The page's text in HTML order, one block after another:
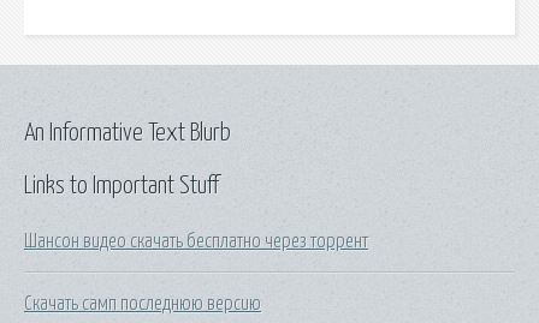
Links to Important Stuff
Шансон видео скачать бесплатно через торрент
Скачать самп последнюю версию
An Informative Text Blurb